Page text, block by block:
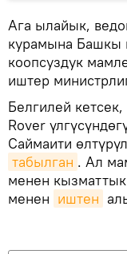
Ага ылайык,
курамына Башкы
коопсуздук
иштер
Белгилей
Rover
Саймаити
табылган . Ал
менен
менен иштен